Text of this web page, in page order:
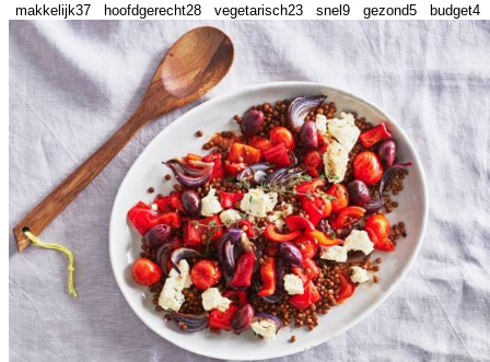
makkelijk37 hoofdgerecht28 vegetarisch23 snel 9 gezond5 budget4